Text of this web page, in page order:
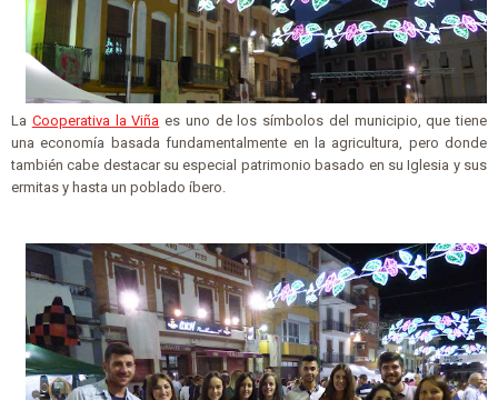
La Cooperativa la Viña es uno de los símbolos del municipio, que tiene
una economía basada fundamentalmente en la agricultura, pero donde
también cabe destacar su especial patrimonio basado en su Iglesia y sus
ermitas y hasta un poblado íbero.